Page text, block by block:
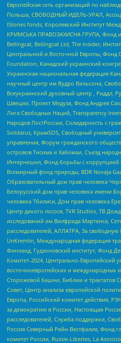
Европейская сеть организаций по
Польша, СВОБОДНЫЙ ИДЕЛЬ-УРАЛ,
IStories fonds, Королевский Институт
КРИМСЬКА ПРАВОЗАХИСНА ГРУПА, Фонд
Bellingcat, Bellingcat Ltd, The Insider,
Центральной и Восточной Европы, Фонд
Foundation, Канадский украинский
Украинская национальная федерация
научный центр им Вудро Вильсона,
Всеукраинский духовный центр , Риддл,
Швеции, Проект Медуза, Фонд Андрея
Лига Свободных Наций, Transparеncy
Народов ПостРоссии, Солидарность с
Solidarus, КрымSOS, Свободный
управления, Форум гражданского
островов Тисима и Хабомаи, Съезд
Интернешнл, Фонд борьбы с коррупцией
Всемирный фонд природы, BDR Novaja
Образовательный дом прав человека
Белорусский дом прав человека имени
человека Тбилиси, Дом прав человека
Центр дикого лосося, TVR Studios, ТВ
исследований им Вилфрида Мартенса,
расследователей, АЛЛАТРА, За
UnKremlin, Международная федерация
Финланд, Гудзоновский институт, Фонд
Комитет-2024, Центрально-Европейский
восточноевропейских и международных
Сторожевой башни, Библии и трактатов
Совет, Центр анализа европейской
Европа, Российский комитет действия,
за демократию в России, Настоящая
расследователей, Служба поддержки,
Россия Северный Рейн-Вестфалия, Фонд
комитет России, Russie-Libertes, La